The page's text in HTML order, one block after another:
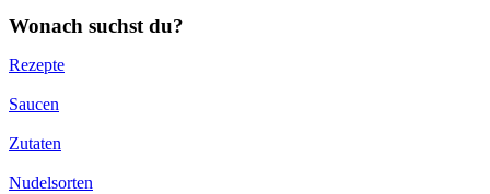
Wonach suchst du?
Rezepte
Saucen
Zutaten
Nudelsorten